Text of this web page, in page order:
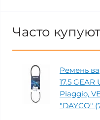
Часто
Ремень
17.5 GEAR
Piaggio,
"DAYCO"